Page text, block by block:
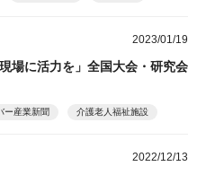
2023/01/19
場に活力を」全国大会・研究会
ー産業新聞 介護老人福祉施設
2022/12/13